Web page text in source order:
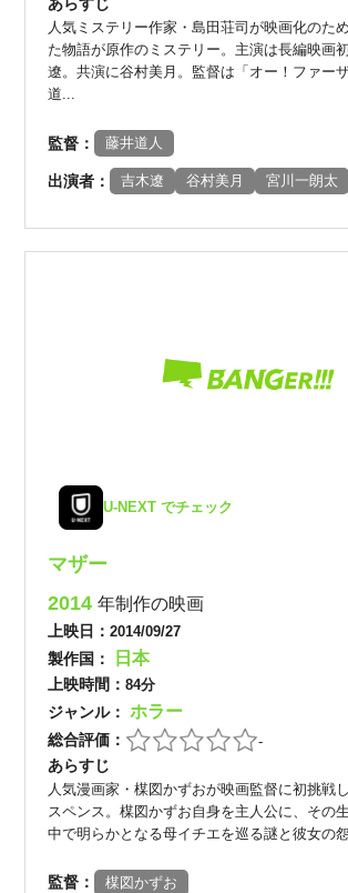
人気ミステリー作家・島田荘司が映画化のた
た物語が原作のミステリー。主演は長編映画
遼。共演に谷村美月。監督は「オー！ファー
道...
監督： 藤井道人
出演者： 吉木遼 谷村美月 宮川一朗太
U-NEXT でチェック
マザー
2014年制作の映画
上映日：2014/09/27
製作国： 日本
上映時間：84分
ジャンル：ホラー
総合評価： -
あらすじ
人気漫画家・楳図かずおが映画監督に初挑戦
スペンス。楳図かずお自身を主人公に、その
中で明らかとなる母イチエを巡る謎と彼女の
監督： 楳図かずお